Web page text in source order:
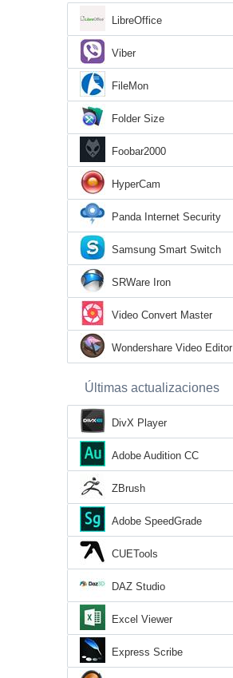
LibreOffice
Viber
FileMon
Folder Size
Foobar2000
HyperCam
Panda Internet Security
Samsung Smart Switch
SRWare Iron
Video Convert Master
Wondershare Video Editor
Últimas actualizaciones
DivX Player
Adobe Audition CC
ZBrush
Adobe SpeedGrade
CUETools
DAZ Studio
Excel Viewer
Express Scribe